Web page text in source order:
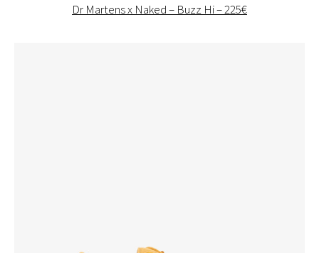
Dr Martens x Naked – Buzz Hi – 225€